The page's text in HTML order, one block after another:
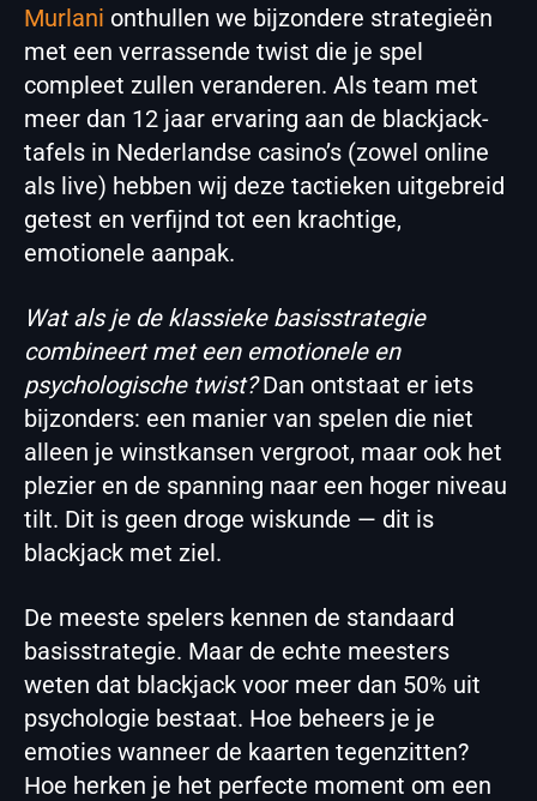
Murlani onthullen we bijzondere strategieën
met een verrassende twist die je spel
compleet zullen veranderen. Als team met
meer dan 12 jaar ervaring aan de blackjack-
tafels in Nederlandse casino’s (zowel online
als live) hebben wij deze tactieken uitgebreid
getest en verfijnd tot een krachtige,
emotionele aanpak.
Wat als je de klassieke basisstrategie
combineert met een emotionele en
psychologische twist?Dan ontstaat er iets
bijzonders: een manier van spelen die niet
alleen je winstkansen vergroot, maar ook het
plezier en de spanning naar een hoger niveau
tilt. Dit is geen droge wiskunde — dit is
blackjack met ziel.
De meeste spelers kennen de standaard
basisstrategie. Maar de echte meesters
weten dat blackjack voor meer dan 50% uit
psychologie bestaat. Hoe beheers je je
emoties wanneer de kaarten tegenzitten?
Hoe herken je het perfecte moment om een